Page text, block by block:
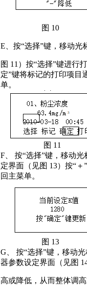
图 10
E、按“选择”键，移动光
图 11）按“选择”键进行
定”键将标记的打印项目
单。
图
F、 按“选择”键，移动
定界面（见图 13）按“
回主菜单。
图 13
G、 按“选择”键，移动
器参数设定界面（见图
高或降低，从而整体调